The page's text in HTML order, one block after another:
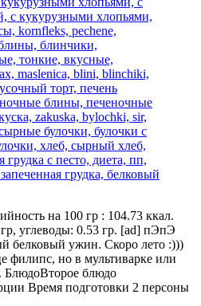
на 100 гр : 104.73 ккал.
углеводы: 0.53 гр. [ad] пЭпЭ
белковый ужин. Скоро лето :)))
филипс, но в мультиварке или
БлюдоВторое блюдо
Время подготовки 2 персоны